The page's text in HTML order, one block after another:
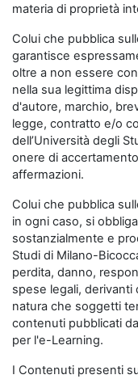
materia di proprietà
Colui che pubblica
garantisce
oltre a non essere
nella sua legittima
d'autore, marchio,
legge, contratto e/o
dell’Università degli
onere di
affermazioni.
Colui che pubblica
in ogni caso, si
sostanzialmente e
Studi di Milano-
perdita, danno,
spese legali,
natura che soggetti
contenuti pubblicati
per l'e-Learning.
I Contenuti presenti